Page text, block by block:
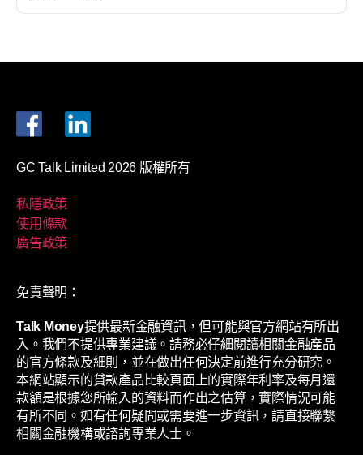
GC Talk Limited 2026 版權所有
私隱政策
使用條款
廣告政策
免責聲明：
Talk Money提供最新金融資訊，但可能與官方網站有所出
入。我們不提供專業建議。請務必仔細閱讀相關金融產品
的官方條款及細則，並在做出任何決定前進行充分研究。
本網站顯示的貸款產品比較頁面上的實際年利率及每月還
款額是根據您所輸入的資料而作出之估算，實際情況可能
有所不同。如有任何疑問或需要進一步資訊，請直接聯繫
相關金融機構或諮詢專業人士。